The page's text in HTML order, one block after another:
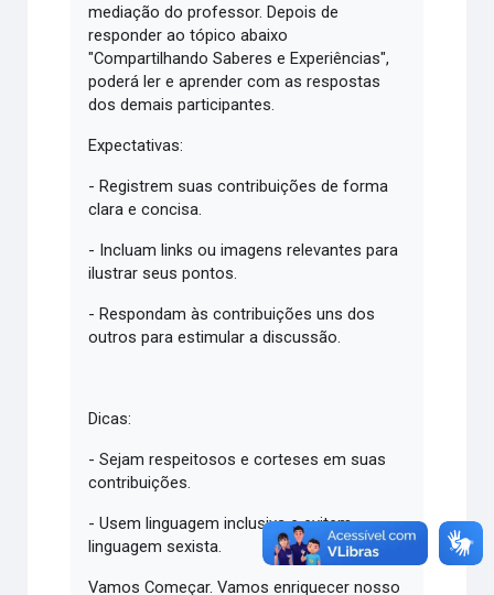
mediação do professor. Depois de
responder ao tópico abaixo
"Compartilhando Saberes e Experiências",
poderá ler e aprender com as respostas
dos demais participantes.
Expectativas:
- Registrem suas contribuições de forma
clara e concisa.
- Incluam links ou imagens relevantes para
ilustrar seus pontos.
- Respondam às contribuições uns dos
outros para estimular a discussão.
Dicas:
- Sejam respeitosos e corteses em suas
contribuições.
- Usem linguagem inclusiva e evitem
linguagem sexista.
Vamos Começar. Vamos enriquecer nosso